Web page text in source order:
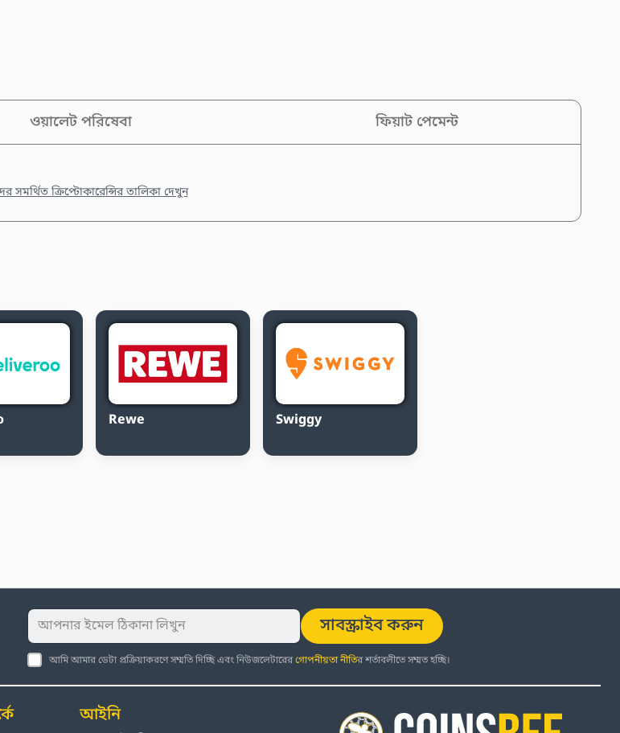
ওয়ালেট পরিষেবা ফিয়াট পেমেন্ট
সমর্থিত ক্রিপ্টোকারেন্সির তালিকা দেখুন
Rewe Swiggy
সাবস্ক্রাইব করুন
আমি আমার ডেটা প্রক্রিয়াকরণে সম্মতি দিচ্ছি এবং নিউজলেটারেরগোপনীয়তা নীতির শর্তাবলীতে সম্মত হচ্ছি।
আইনি